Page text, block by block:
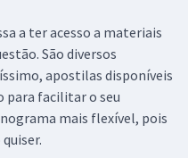
a ter acesso a materiais
São diversos
apostilas disponíveis
para facilitar o seu
mais flexível, pois